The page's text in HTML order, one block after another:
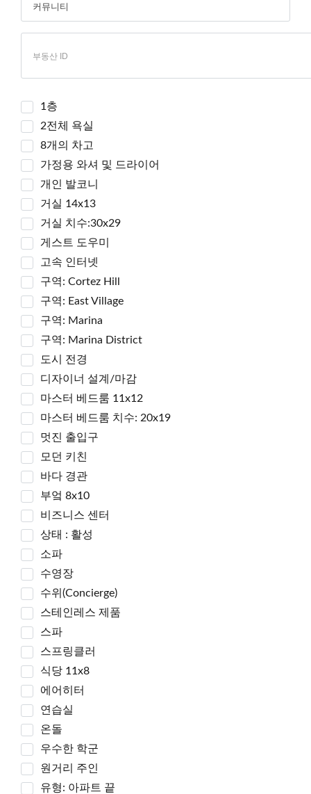
1층
2전체 욕실
8개의 차고
가정용 와셔 및 드라이어
개인 발코니
거실 14x13
거실 치수:30x29
게스트 도우미
고속 인터넷
구역: Cortez Hill
구역: East Village
구역: Marina
구역: Marina District
도시 전경
디자이너 설계/마감
마스터 베드룸 11x12
마스터 베드룸 치수: 20x19
멋진 출입구
모던 키친
바다 경관
부엌 8x10
비즈니스 센터
상태 : 활성
소파
수영장
수위(Concierge)
스테인레스 제품
스파
스프링클러
식당 11x8
에어히터
연습실
온돌
우수한 학군
원거리 주인
유형: 아파트 끝